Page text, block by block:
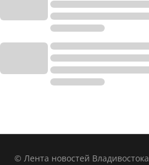
© Лента новостей Владивостока